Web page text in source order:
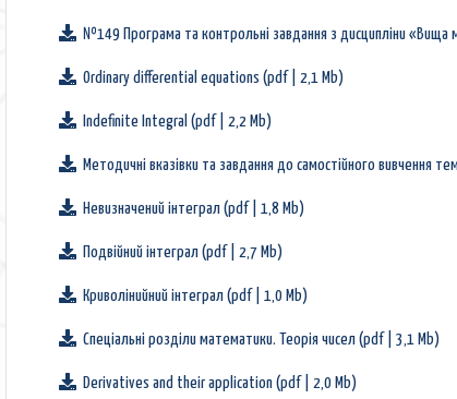
№149 Програма та контрольні завдання з дисципліни
Ordinary differential equations (pdf | 2,1 Mb)
Indefinite Integral (pdf | 2,2 Mb)
Методичні вказівки та завдання до самостійного вивчення
Невизначений інтеграл (pdf | 1,8 Mb)
Подвійний інтеграл (pdf | 2,7 Mb)
Криволінийний інтеграл (pdf | 1,0 Mb)
Спеціальні розділи математики. Теорія чисел (pdf | 3,1 Mb)
Derivatives and their application (pdf | 2,0 Mb)